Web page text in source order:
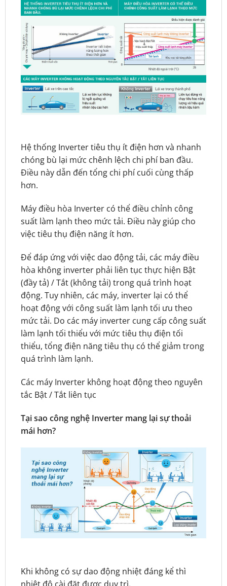
Hệ thống Inverter tiêu thụ ít điện hơn và nhanh
chóng bù lại mức chênh lệch chi phí ban đầu.
Điều này dẫn đến tổng chi phí cuối cùng thấp
hơn.
Máy điều hòa Inverter có thể điều chỉnh công
suất làm lạnh theo mức tải. Điều này giúp cho
việc tiêu thụ điện năng ít hơn.
Để đáp ứng với việc dao động tải, các máy điều
hòa không inverter phải liên tục thực hiện Bật
(đầy tả) / Tắt (không tải) trong quá trình hoạt
động. Tuy nhiên, các máy, inverter lại có thể
hoạt động với công suất làm lạnh tối ưu theo
mức tải. Do các máy inverter cung cấp công suất
làm lạnh tối thiểu với mức tiêu thụ điện tối
thiểu, tổng điện năng tiêu thụ có thể giảm trong
quá trình làm lạnh.
Các máy Inverter không hoạt động theo nguyên
tắc Bật / Tắt liên tục
Tại sao công nghệ Inverter mang lại sự thoải
mái hơn?
Khi không có sự dao động nhiệt đáng kể thì